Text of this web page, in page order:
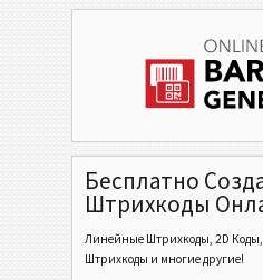
Бесплатно
Штрихкоды
Линейные Штрихкоды, 2D Коды,
Штрихкоды и многие другие!